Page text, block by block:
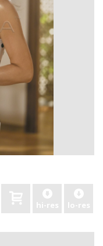
hi-res lo-res